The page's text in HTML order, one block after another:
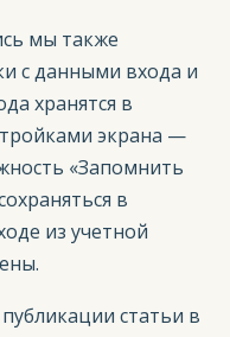
мы также
с данными входа и
хранятся в
экрана —
«Запомнить
в
из учетной
статьи в